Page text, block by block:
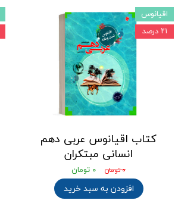
کتاب اقیانوس عربی دهم
انسانی مبتکران
۰ تومان ۰ تومان
افزودن به سبد خرید
اقیانوس
۲۱ درصد